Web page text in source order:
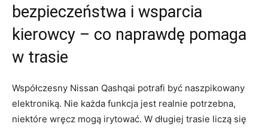
bezpieczeństwa i wsparcia
kierowcy – co naprawdę pomaga
w trasie
Współczesny Nissan Qashqai potrafi być naszpikowany
elektroniką. Nie każda funkcja jest realnie potrzebna,
niektóre wręcz mogą irytować. W długiej trasie liczą się